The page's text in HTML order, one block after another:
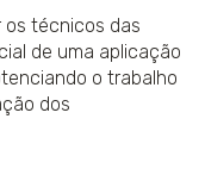
os técnicos das
de uma aplicação
o trabalho
dos